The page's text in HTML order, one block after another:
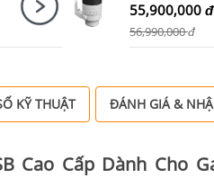
55,900,000 đ
56,990,000đ
KỸ THUẬT ĐÁNH GIÁ &
Cao Cấp Dành Cho